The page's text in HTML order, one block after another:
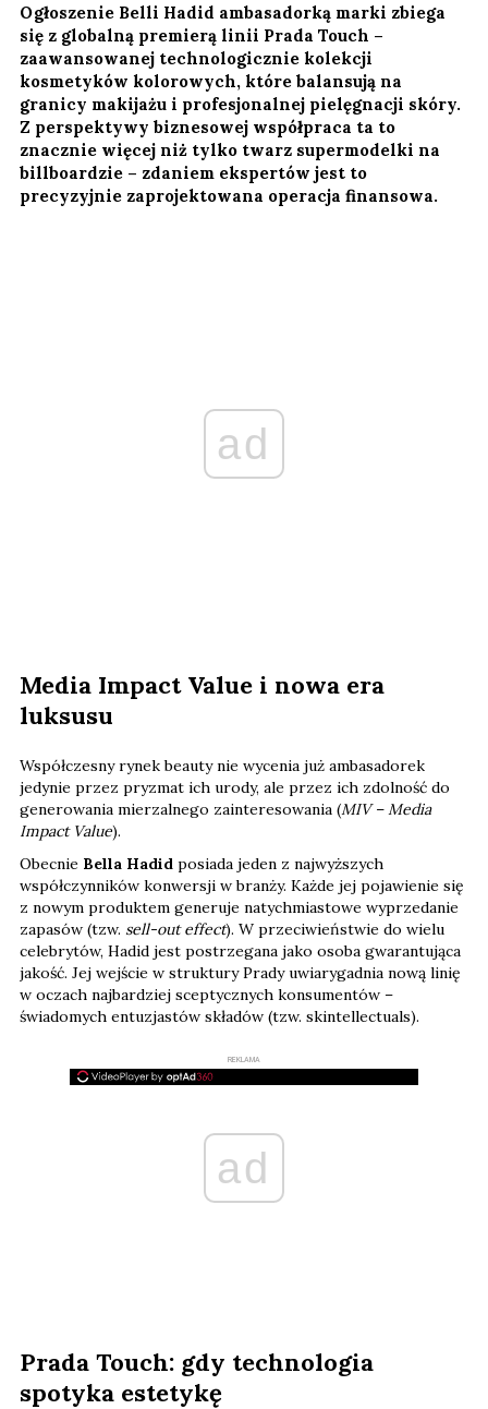
Ogłoszenie Belli Hadid ambasadorką marki zbiega
się z globalną premierą linii Prada Touch –
zaawansowanej technologicznie kolekcji
kosmetyków kolorowych, które balansują na
granicy makijażu i profesjonalnej pielęgnacji skóry.
Z perspektywy biznesowej współpraca ta to
znacznie więcej niż tylko twarz supermodelki na
billboardzie – zdaniem ekspertów jest to
precyzyjnie zaprojektowana operacja finansowa.
ad
Media Impact Value i nowa era
luksusu
Współczesny rynek beauty nie wycenia już ambasadorek
jedynie przez pryzmat ich urody, ale przez ich zdolność do
generowania mierzalnego zainteresowania (MIV – Media
Impact Value).
Obecnie Bella Hadid posiada jeden z najwyższych
współczynników konwersji w branży. Każde jej pojawienie się
z nowym produktem generuje natychmiastowe wyprzedanie
zapasów (tzw. sell-out effect). W przeciwieństwie do wielu
celebrytów, Hadid jest postrzegana jako osoba gwarantująca
jakość. Jej wejście w struktury Prady uwiarygadnia nową linię
w oczach najbardziej sceptycznych konsumentów –
świadomych entuzjastów składów (tzw. skintellectuals).
REKLAMA
ad
Prada Touch: gdy technologia
spotyka estetykę